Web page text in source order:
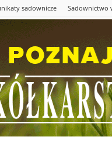
sadownicze Sadownictwo